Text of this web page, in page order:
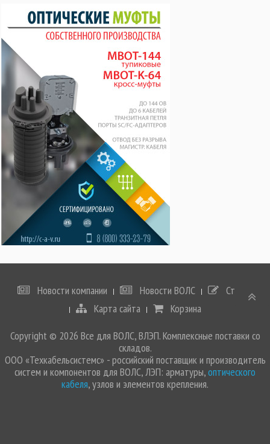
Новости компании Новости ВОЛС
Статьи
Карта сайта
Корзина
Copyright © 2026 Все для ВОЛС, ВЛЭП. Комплексные поставки со
складов.
ООО «Техкабельсистемс» - российский поставщик и производитель
систем и компонентов для ВОЛС, ЛЭП: арматуры,оптического
кабеля, узлов и элементов крепления.